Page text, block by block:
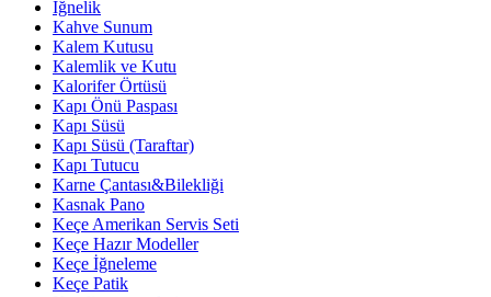
İğnelik
Kahve Sunum
Kalem Kutusu
Kalemlik ve Kutu
Kalorifer Örtüsü
Kapı Önü Paspası
Kapı Süsü
Kapı Süsü (Taraftar)
Kapı Tutucu
Karne Çantası&Bilekliği
Kasnak Pano
Keçe Amerikan Servis Seti
Keçe Hazır Modeller
Keçe İğneleme
Keçe Patik